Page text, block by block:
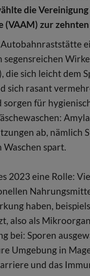
die
zur
sich leicht dem
sich rasant
für
ab, nämlich
spart.
eine Rolle:
haben,
also als
bei: Sporen
Umgebung in
und das